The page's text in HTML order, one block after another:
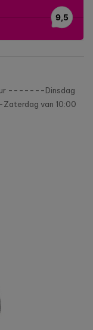
uur -------Dinsdag
van 10:00